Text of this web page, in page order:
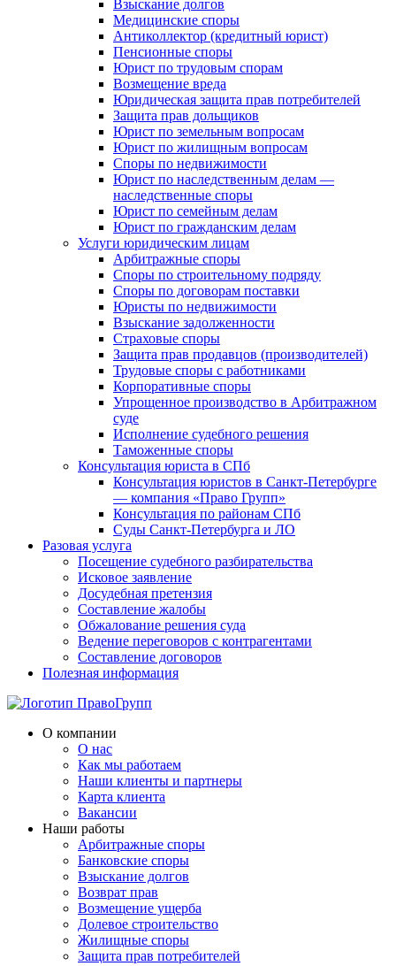
Взыскание долгов
Медицинские споры
Антиколлектор (кредитный юрист)
Пенсионные споры
Юрист по трудовым спорам
Возмещение вреда
Юридическая защита прав потребителей
Защита прав дольщиков
Юрист по земельным вопросам
Юрист по жилищным вопросам
Споры по недвижимости
Юрист по наследственным делам —
наследственные споры
Юрист по семейным делам
Юрист по гражданским делам
Услуги юридическим лицам
Арбитражные споры
Споры по строительному подряду
Споры по договорам поставки
Юристы по недвижимости
Взыскание задолженности
Страховые споры
Защита прав продавцов (производителей)
Трудовые споры с работниками
Корпоративные споры
Упрощенное производство в Арбитражном
суде
Исполнение судебного решения
Таможенные споры
Консультация юриста в СПб
Консультация юристов в Санкт-Петербурге
— компания «Право Групп»
Консультация по районам СПб
Суды Санкт-Петербурга и ЛО
Разовая услуга
Посещение судебного разбирательства
Исковое заявление
Досудебная претензия
Составление жалобы
Обжалование решения суда
Ведение переговоров с контрагентами
Составление договоров
Полезная информация
О компании
О нас
Как мы работаем
Наши клиенты и партнеры
Карта клиента
Вакансии
Наши работы
Арбитражные споры
Банковские споры
Взыскание долгов
Возврат прав
Возмещение ущерба
Долевое строительство
Жилищные споры
Защита прав потребителей